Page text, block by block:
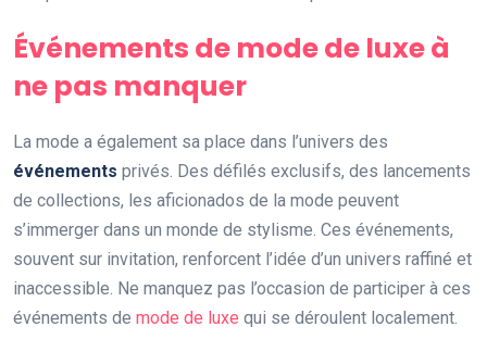
Événements de mode de luxe à
ne pas manquer
La mode a également sa place dans l’univers des
événements privés. Des défilés exclusifs, des lancements
de collections, les aficionados de la mode peuvent
s’immerger dans un monde de stylisme. Ces événements,
souvent sur invitation, renforcent l’idée d’un univers raffiné et
inaccessible. Ne manquez pas l’occasion de participer à ces
événements de mode de luxe qui se déroulent localement.